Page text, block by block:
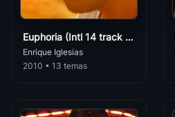
95 Enrique Iglesias• 111
Tired Of Being Sorry
Revolucion
Soraya
Romántica
Sueno De Morfeo
Romántica
Euphoria (Intl 14 track version)
Enrique Iglesias
2010 • 13 temas